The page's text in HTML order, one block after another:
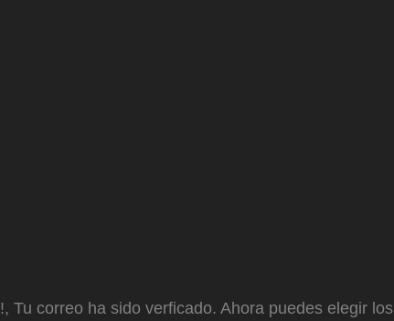
!, Tu correo ha sido verficado. Ahora puedes elegir los